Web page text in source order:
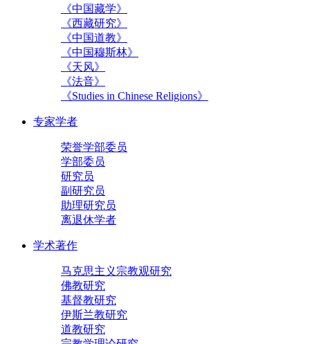
《中国藏学》
《西藏研究》
《中国道教》
《中国穆斯林》
《天风》
《法音》
《Studies in Chinese Religions》
专家学者
荣誉学部委员
学部委员
研究员
副研究员
助理研究员
离退休学者
学术著作
马克思主义宗教观研究
佛教研究
基督教研究
伊斯兰教研究
道教研究